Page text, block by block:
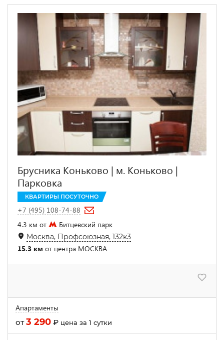
Брусника Коньково | м. Коньково |
Парковка
КВАРТИРЫ ПОСУТОЧНО
+7 (495) 108-74-88
4.3 км от
Битцевский парк
Москва, Профсоюзная, 132к3
15.3 км от центра МОСКВА
Апартаменты
от3 290 ₽ цена за 1 сутки